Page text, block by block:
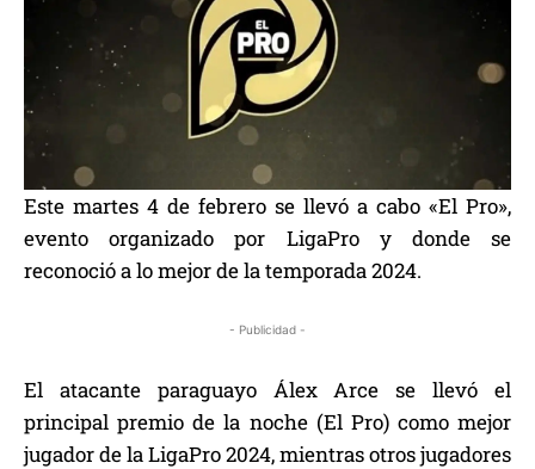
Este martes 4 de febrero se llevó a cabo «El Pro»,
evento organizado por LigaPro y donde se
reconoció a lo mejor de la temporada 2024.
- Publicidad -
El atacante paraguayo Álex Arce se llevó el
principal premio de la noche (El Pro) como mejor
jugador de la LigaPro 2024, mientras otros jugadores